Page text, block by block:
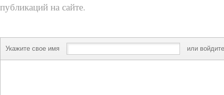
публикаций на сайте.
Укажите свое имя или